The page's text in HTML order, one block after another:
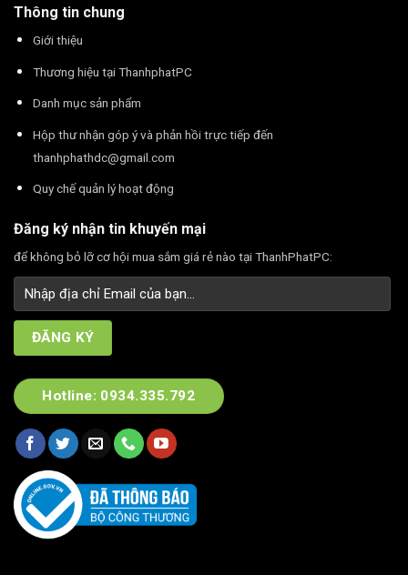
Thông tin chung
Giới thiệu
Thương hiệu tại ThanhphatPC
Danh mục sản phẩm
Hộp thư nhận góp ý và phản hồi trực tiếp đến
thanhphathdc@gmail.com
Quy chế quản lý hoạt động
Đăng ký nhận tin khuyến mại
để không bỏ lỡ cơ hội mua sắm giá rẻ nào tại ThanhPhatPC:
Hotline: 0934.335.792